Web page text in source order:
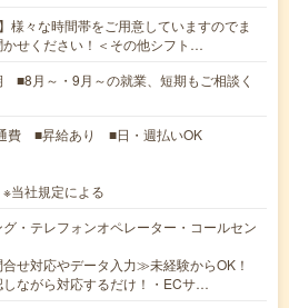
様々な時間帯をご用意していますのでま
せください！＜その他シフト…
■8月～・9月～の就業、短期もご相談く
費 ■昇給あり ■日・週払いOK
当社規定による
・テレフォンオペレーター・コールセン
せ対応やデータ入力≫未経験からOK！
しながら対応するだけ！・ECサ…